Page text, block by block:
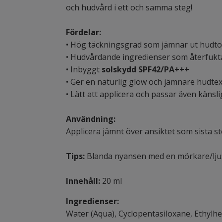
och hudvård i ett och samma steg!
Fördelar:
• Hög täckningsgrad som jämnar ut
• Hudvårdande ingredienser som
• Inbyggt solskydd SPF42/PA+++
• Ger en naturlig glow och jämnare
• Lätt att applicera och passar även
Användning:
Applicera jämnt över ansiktet som sista
Tips: Blanda nyansen med en mörkare/
Innehåll: 20 ml
Ingredienser:
Water (Aqua), Cyclopentasiloxane,